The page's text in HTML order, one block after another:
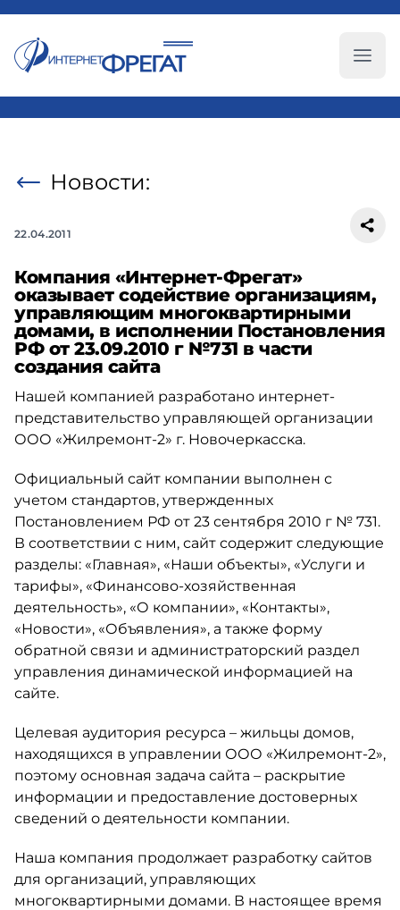
Новости:
22.04.2011
Компания «Интернет-Фрегат»
оказывает содействие организациям,
управляющим многоквартирными
домами, в исполнении Постановления
РФ от 23.09.2010 г №731 в части
создания сайта
Нашей компанией разработано интернет-
представительство управляющей организации
ООО «Жилремонт-2» г. Новочеркасска.
Официальный сайт компании выполнен с
учетом стандартов, утвержденных
Постановлением РФ от 23 сентября 2010 г № 731.
В соответствии с ним, сайт содержит следующие
разделы: «Главная», «Наши объекты», «Услуги и
тарифы», «Финансово-хозяйственная
деятельность», «О компании», «Контакты»,
«Новости», «Объявления», а также форму
обратной связи и администраторский раздел
управления динамической информацией на
сайте.
Целевая аудитория ресурса – жильцы домов,
находящихся в управлении ООО «Жилремонт-2»,
поэтому основная задача сайта – раскрытие
информации и предоставление достоверных
сведений о деятельности компании.
Наша компания продолжает разработку сайтов
для организаций, управляющих
многоквартирными домами. В настоящее время